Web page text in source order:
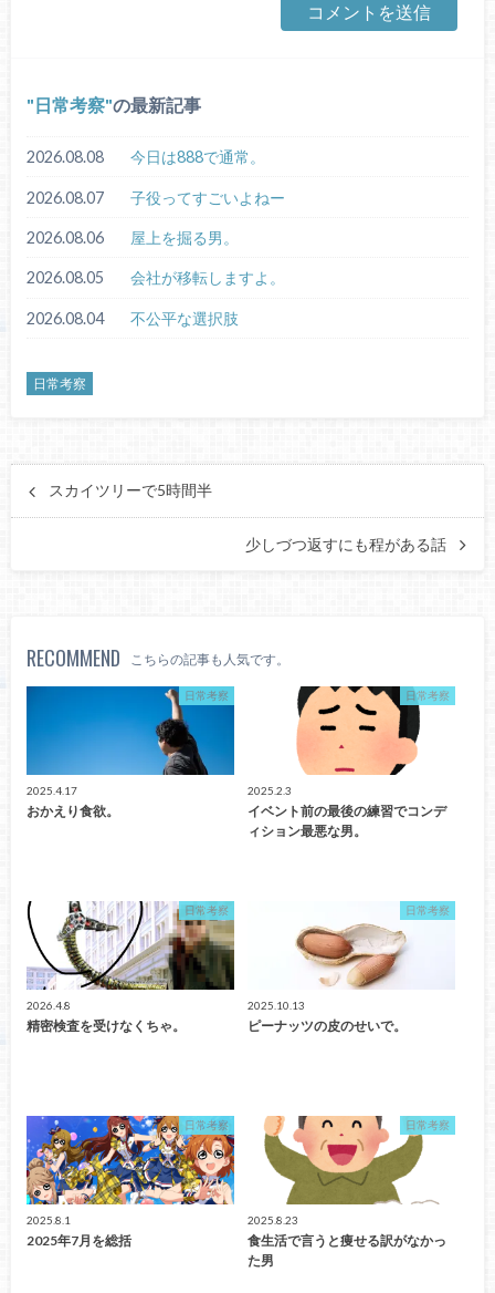
日常考察 の最新記事
2026.08.08 今日は888で通常。
2026.08.07 子役ってすごいよねー
2026.08.06 屋上を掘る男。
2026.08.05 会社が移転しますよ。
2026.08.04 不公平な選択肢
日常考察
スカイツリーで5時間半
少しづつ返すにも程がある話
RECOMMEND こちらの記事も人気です。
日常考察
2025.4.17
おかえり食欲。
日常考察
2025.2.3
イベント前の最後の練習でコンデ
ィション最悪な男。
日常考察
2026.4.8
精密検査を受けなくちゃ。
日常考察
2025.10.13
ピーナッツの皮のせいで。
日常考察
2025.8.1
2025年7月を総括
日常考察
2025.8.23
食生活で言うと痩せる訳がなかっ
た男